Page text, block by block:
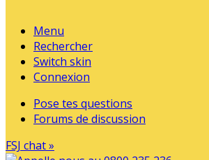
Menu
Rechercher
Switch skin
Connexion
Pose tes questions
Forums de discussion
FSJ chat »